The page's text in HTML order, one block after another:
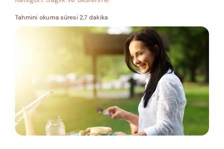
Tahmini okuma süresi 2,7 dakika